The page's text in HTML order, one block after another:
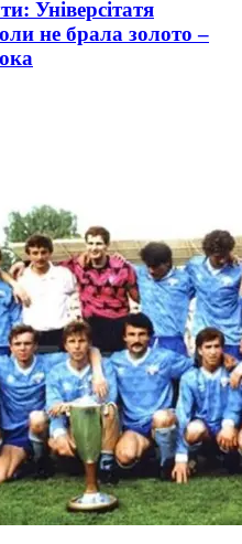
Універсітатя
не брала золото –